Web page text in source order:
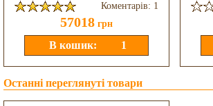
Коментарів: 1
57018 грн
Останні переглянуті товари